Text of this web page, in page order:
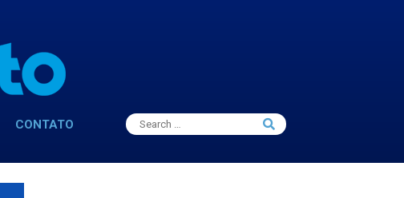
CONTATO
Search
for:
Search